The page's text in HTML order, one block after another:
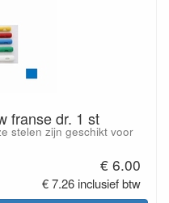
franse dr. 1 st
stelen zijn geschikt voor
€ 6.00
€ 7.26 inclusief btw